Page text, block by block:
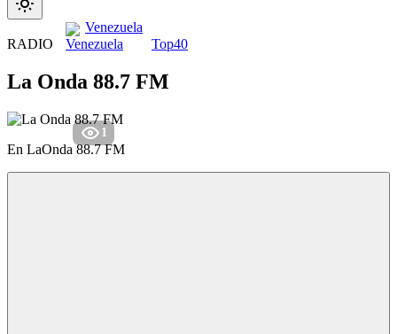
RADIO
Venezuela
Top40
La Onda 88.7 FM
1
En LaOnda 88.7 FM